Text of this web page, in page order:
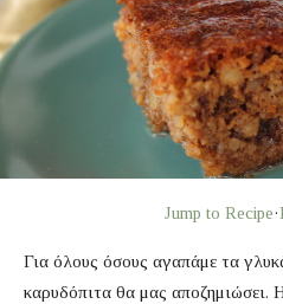
Jump to Recipe·
Για όλους όσους αγαπάμε τα
καρυδόπιτα θα μας αποζημιώσει.